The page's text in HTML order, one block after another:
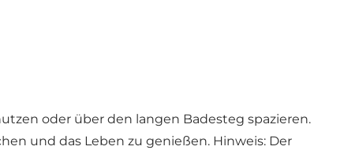
oder über den langen Badesteg spazieren.
und das Leben zu genießen. Hinweis: Der